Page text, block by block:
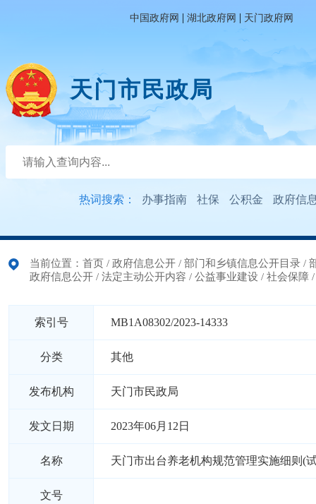
中国政府网 | 湖北政府网 | 天门政府网
天门市民政局
热词搜索： 办事指南 社保 公积金 政府信
当前位置： 首页 / 政府信息公开 / 部门和乡镇信息公开目录 /
政府信息公开 / 法定主动公开内容 / 公益事业建设 / 社会保障
索引号 MB1A08302/2023-14333
分类 其他
发布机构 天门市民政局
发文日期 2023年06月12日
名称 天门市出台养老机构规范管理实施细则(
文号